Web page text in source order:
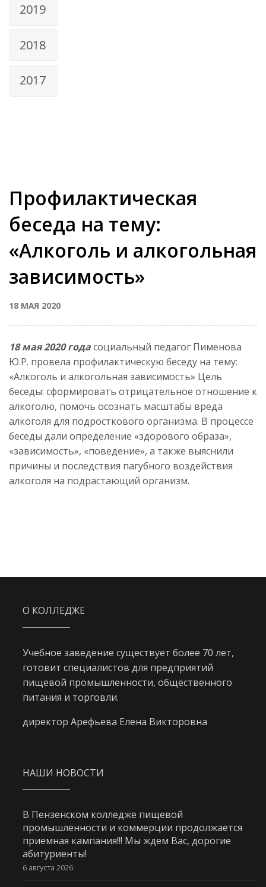
2019
2018
2017
Профилактическая
беседа на тему:
«Алкоголь и алкогольная
зависимость»
18 МАЯ 2020
18 мая 2020 годасоциальный педагог Пименова
Ю.Р. провела профилактическую беседу на тему:
«Алкоголь и алкогольная зависимость» Цель
беседы: сформировать отрицательное отношение к
алкоголю, помочь осознать масштабы вреда
алкоголя для подросткового организма. В процессе
беседы дали определение «здорового образа»,
«зависимость», «поведение», а также выяснили
причины и последствия пагубного воздействия
алкоголя на подрастающий организм.
О КОЛЛЕДЖЕ
Учебное заведение существует более 70 лет,
готовит специалистов для предприятий
пищевой промышленности, общественного
питания и торговли.
директор Арефьева Елена Викторовна
НАШИ НОВОСТИ
В Пензенском колледже пищевой
промышленности и коммерции продолжается
приемная кампания!!! Мы ждем Вас, дорогие
абитуриенты!
6 августа 2026